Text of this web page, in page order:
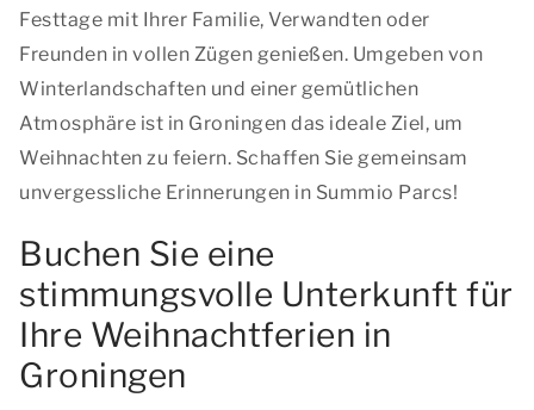
Festtage mit Ihrer Familie, Verwandten oder
Freunden in vollen Zügen genießen. Umgeben von
Winterlandschaften und einer gemütlichen
Atmosphäre ist in Groningen das ideale Ziel, um
Weihnachten zu feiern. Schaffen Sie gemeinsam
unvergessliche Erinnerungen in Summio Parcs!
Buchen Sie eine
stimmungsvolle Unterkunft für
Ihre Weihnachtferien in
Groningen